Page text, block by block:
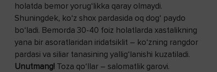
holatda bemor yorug‘likka qaray olmaydi.
Shuningdek, ko‘z shox pardasida oq dog‘ paydo
bo‘ladi. Bemorda 30-40 foiz holatlarda xastalikning
yana bir asoratlaridan iridatsiklit – ko‘zning rangdor
pardasi va siliar tanasining yallig‘lanishi kuzatiladi.
Unutmang! Toza qo‘llar – salomatlik garovi.